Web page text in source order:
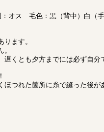
ス 毛色：黒（背中）白（手
ます。
くとも夕方までには必ず自分
つれた箇所に糸で縫った後が